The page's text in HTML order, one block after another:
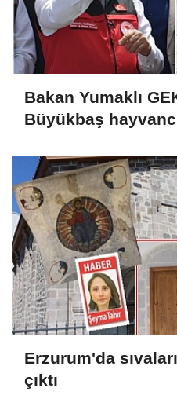
Bakan Yumaklı
Büyükbaş
Erzurum'da
çıktı